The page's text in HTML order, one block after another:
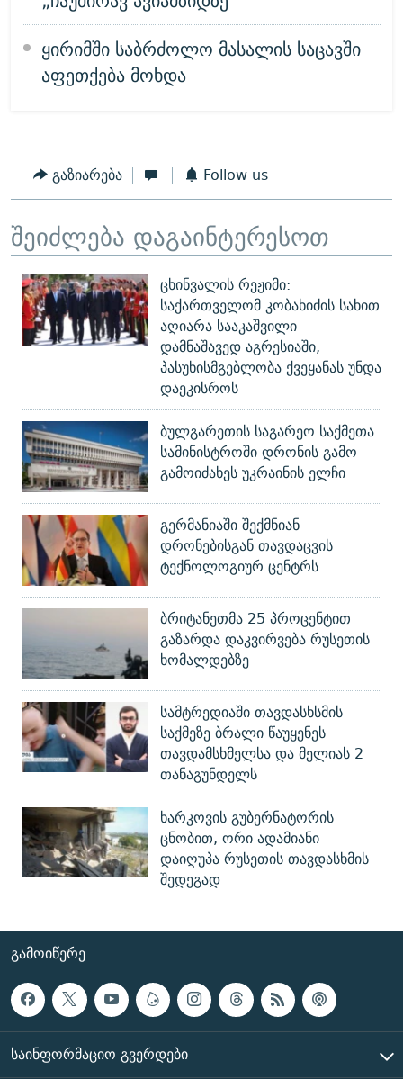
ყირიმში საბრძოლო მასალის საცავში
აფეთქება მოხდა
გაზიარება Follow us
შეიძლება დაგაინტერესოთ
ცხინვალის რეჟიმი:
საქართველომ კობახიძის სახით
აღიარა სააკაშვილი
დამნაშავედ აგრესიაში,
პასუხისმგებლობა ქვეყანას უნდა
დაეკისროს
ბულგარეთის საგარეო საქმეთა
სამინისტროში დრონის გამო
გამოიძახეს უკრაინის ელჩი
გერმანიაში შექმნიან
დრონებისგან თავდაცვის
ტექნოლოგიურ ცენტრს
ბრიტანეთმა 25 პროცენტით
გაზარდა დაკვირვება რუსეთის
ხომალდებზე
სამტრედიაში თავდასხსმის
საქმეზე ბრალი წაუყენეს
თავდამსხმელსა და მელიას 2
თანაგუნდელს
ხარკოვის გუბერნატორის
ცნობით, ორი ადამიანი
დაიღუპა რუსეთის თავდასხმის
შედეგად
ᲒᲐᲛᲝᲘᲬᲔᲠᲔ
ᲡᲐᲘᲜᲤᲝᲠᲛᲐᲪᲘᲝ ᲒᲕᲔᲠᲓᲔᲑᲘ